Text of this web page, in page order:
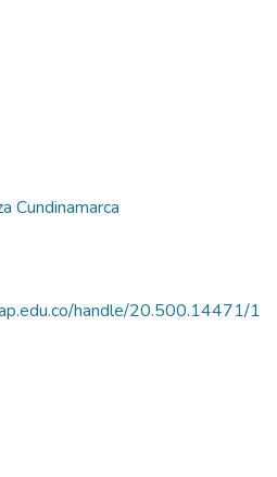
Cundinamarca
handle/20.500.14471/1